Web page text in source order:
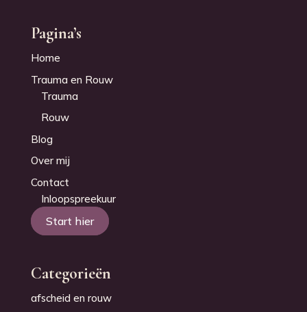
Pagina’s
Home
Trauma en Rouw
Trauma
Rouw
Blog
Over mij
Contact
Inloopspreekuur
Start hier
Categorieën
afscheid en rouw